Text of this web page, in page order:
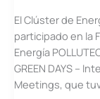
El Clúster de
participado en la
Energía
GREEN DAYS –
Meetings, que